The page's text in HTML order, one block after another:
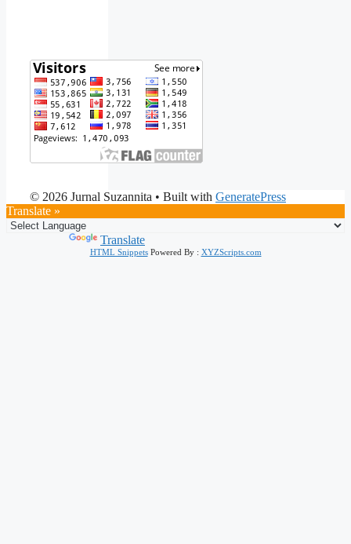
© 2026 Jurnal Suzannita • Built with GeneratePress
Translate »
Translate
HTML SnippetsPowered By : XYZScripts.com